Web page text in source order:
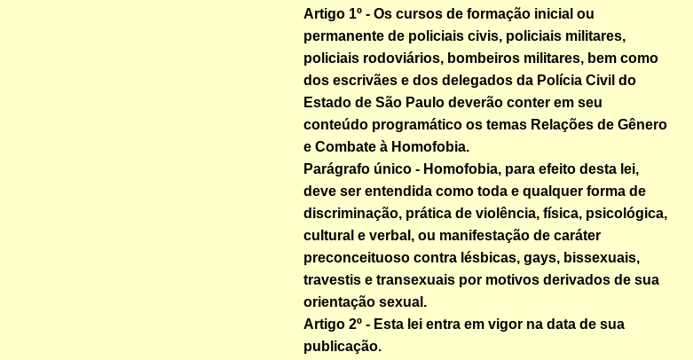
Artigo 1º - Os cursos de formação inicial ou
permanente de policiais civis, policiais militares,
policiais rodoviários, bombeiros militares, bem como
dos escrivães e dos delegados da Polícia Civil do
Estado de São Paulo deverão conter em seu
conteúdo programático os temas Relações de Gênero
e Combate à Homofobia.
Parágrafo único - Homofobia, para efeito desta lei,
deve ser entendida como toda e qualquer forma de
discriminação, prática de violência, física, psicológica,
cultural e verbal, ou manifestação de caráter
preconceituoso contra lésbicas, gays, bissexuais,
travestis e transexuais por motivos derivados de sua
orientação sexual.
Artigo 2º - Esta lei entra em vigor na data de sua
publicação.